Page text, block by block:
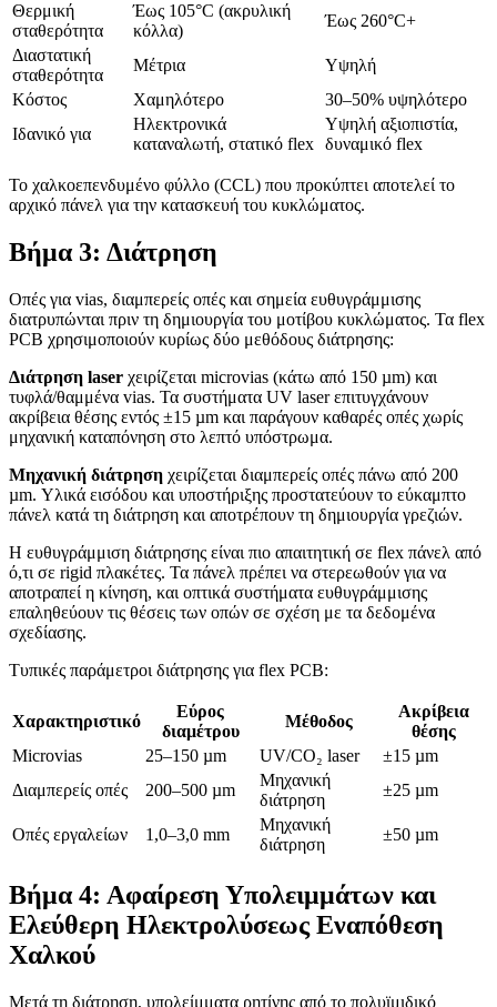
Θερμική
σταθερότητα
Έως 105°C (ακρυλική
κόλλα)
Έως 260°C+
Διαστατική
σταθερότητα
Μέτρια
Υψηλή
Κόστος
Χαμηλότερο
30–50% υψηλότερο
Ιδανικό για
Ηλεκτρονικά
καταναλωτή, στατικό flex
Υψηλή αξιοπιστία,
δυναμικό flex
Το χαλκοεπενδυμένο φύλλο (CCL) που προκύπτει αποτελεί το
αρχικό πάνελ για την κατασκευή του κυκλώματος.
Βήμα 3: Διάτρηση
Οπές για vias, διαμπερείς οπές και σημεία ευθυγράμμισης
διατρυπώνται πριν τη δημιουργία του μοτίβου κυκλώματος. Τα flex
PCB χρησιμοποιούν κυρίως δύο μεθόδους διάτρησης:
Διάτρηση laser χειρίζεται microvias (κάτω από 150 µm) και
τυφλά/θαμμένα vias. Τα συστήματα UV laser επιτυγχάνουν
ακρίβεια θέσης εντός ±15 µm και παράγουν καθαρές οπές χωρίς
μηχανική καταπόνηση στο λεπτό υπόστρωμα.
Μηχανική διάτρηση χειρίζεται διαμπερείς οπές πάνω από 200
µm. Υλικά εισόδου και υποστήριξης προστατεύουν το εύκαμπτο
πάνελ κατά τη διάτρηση και αποτρέπουν τη δημιουργία γρεζιών.
Η ευθυγράμμιση διάτρησης είναι πιο απαιτητική σε flex πάνελ από
ό,τι σε rigid πλακέτες. Τα πάνελ πρέπει να στερεωθούν για να
αποτραπεί η κίνηση, και οπτικά συστήματα ευθυγράμμισης
επαληθεύουν τις θέσεις των οπών σε σχέση με τα δεδομένα
σχεδίασης.
Τυπικές παράμετροι διάτρησης για flex PCB:
Χαρακτηριστικό
Εύρος
διαμέτρου
Μέθοδος
Ακρίβεια
θέσης
Microvias
25–150 µm UV/CO₂ laser
±15 µm
Διαμπερείς οπές
200–500 µm
Μηχανική
διάτρηση
±25 µm
Οπές εργαλείων 1,0–3,0 mm
Μηχανική
διάτρηση
±50 µm
Βήμα 4: Αφαίρεση Υπολειμμάτων και
Ελεύθερη Ηλεκτρολύσεως Εναπόθεση
Χαλκού
Μετά τη διάτρηση, υπολείμματα ρητίνης από το πολυϊμιδικό